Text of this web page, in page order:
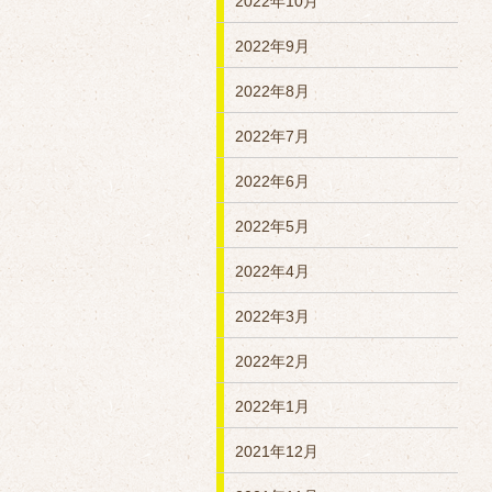
2022年9月
2022年8月
2022年7月
2022年6月
2022年5月
2022年4月
2022年3月
2022年2月
2022年1月
2021年12月